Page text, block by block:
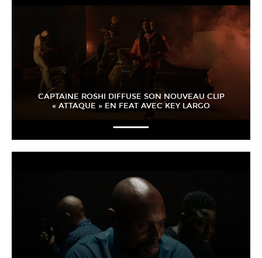
CAPTAINE ROSHI DIFFUSE SON NOUVEAU CLIP
« ATTAQUE » EN FEAT AVEC KEY LARGO